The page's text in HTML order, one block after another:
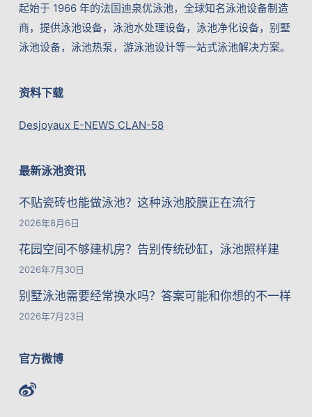
起始于 1966 年的法国迪泉优泳池，全球知名泳池设备制造
商，提供泳池设备，泳池水处理设备，泳池净化设备，别墅
泳池设备，泳池热泵，游泳池设计等一站式泳池解决方案。
资料下载
Desjoyaux E-NEWS CLAN-58
最新泳池资讯
不贴瓷砖也能做泳池？这种泳池胶膜正在流行
2026年8月6日
花园空间不够建机房？告别传统砂缸，泳池照样建
2026年7月30日
别墅泳池需要经常换水吗？答案可能和你想的不一样
2026年7月23日
官方微博